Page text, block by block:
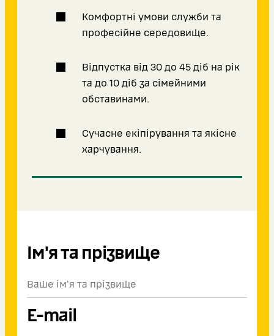
Комфортні умови служби та
професійне середовище.
Відпустка від 30 до 45 діб на рік
та до 10 діб за сімейними
обставинами.
Сучасне екіпірування та якісне
харчування.
Ім'я та прізвище
E-mail